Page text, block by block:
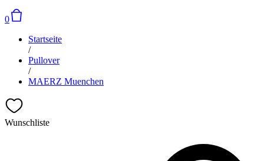
0
Startseite
/
Pullover
/
MAERZ Muenchen
Wunschliste